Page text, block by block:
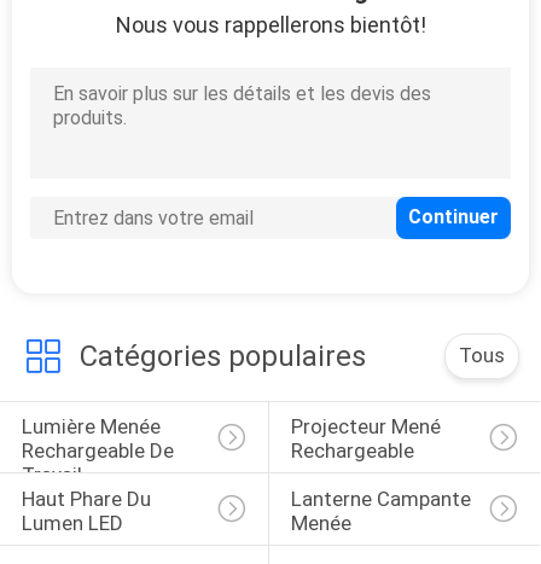
Nous vous rappellerons bientôt!
Catégories populaires Tous
Lumière Menée
Rechargeable De
Travail
Projecteur Mené
Rechargeable
Haut Phare Du
Lumen LED
Lanterne Campante
Menée